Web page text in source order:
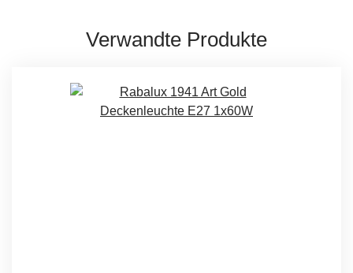
Verwandte Produkte